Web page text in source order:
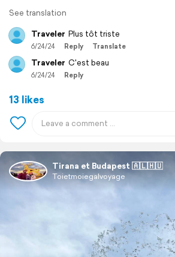
See translation
Traveler Plus tôt triste
6/24/24 Reply Translate
Traveler C'est beau
6/24/24 Reply
13 likes
Tirana et Budapest 🇦🇱🇭🇺
Toietmoiegalvoyage